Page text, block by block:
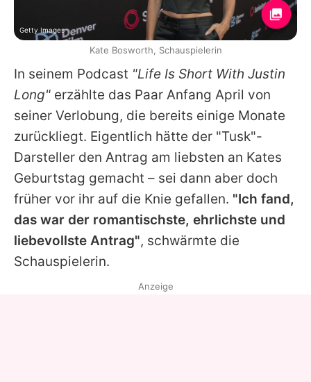
In seinem Podcast "Life Is Short With Justin
Long" erzählte das Paar Anfang April von
seiner Verlobung, die bereits einige Monate
zurückliegt. Eigentlich hätte der "Tusk"-
Darsteller den Antrag am liebsten an Kates
Geburtstag gemacht – sei dann aber doch
früher vor ihr auf die Knie gefallen. "Ich fand,
das war der romantischste, ehrlichste und
liebevollste Antrag", schwärmte die
Schauspielerin.
Getty Images
Kate Bosworth, Schauspielerin
Anzeige